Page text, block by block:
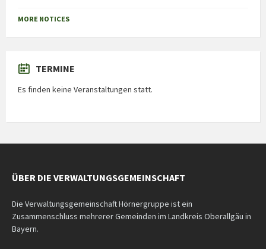
MORE NOTICES
TERMINE
Es finden keine Veranstaltungen statt.
ÜBER DIE VERWALTUNGSGEMEINSCHAFT
Die Verwaltungsgemeinschaft Hörnergruppe ist ein
Zusammenschluss mehrerer Gemeinden im Landkreis Oberallgäu in
Bayern.